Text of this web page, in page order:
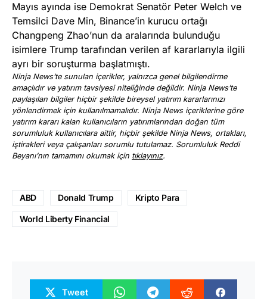
Mayıs ayında ise Demokrat Senatör Peter Welch ve
Temsilci Dave Min, Binance’in kurucu ortağı
Changpeng Zhao’nun da aralarında bulunduğu
isimlere Trump tarafından verilen af kararlarıyla ilgili
ayrı bir soruşturma başlatmıştı.
Ninja News’te sunulan içerikler, yalnızca genel bilgilendirme
amaçlıdır ve yatırım tavsiyesi niteliğinde değildir. Ninja News’te
paylaşılan bilgiler hiçbir şekilde bireysel yatırım kararlarınızı
yönlendirmek için kullanılmamalıdır. Ninja News içeriklerine göre
yatırım kararı kalan kullanıcıların yatırımlarından doğan tüm
sorumluluk kullanıcılara aittir, hiçbir şekilde Ninja News, ortakları,
iştirakleri veya çalışanları sorumlu tutulamaz. Sorumluluk Reddi
Beyanı’nın tamamını okumak için tıklayınız.
ABD Donald Trump Kripto Para
World Liberty Financial
Tweet